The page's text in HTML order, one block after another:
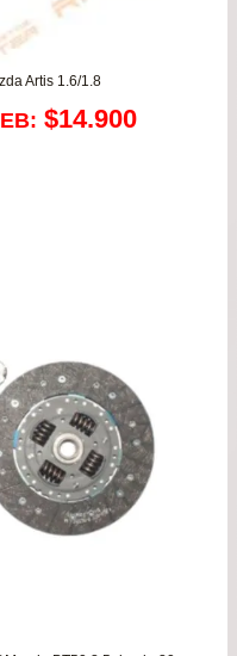
Artis 1.6/1.8
$14.900